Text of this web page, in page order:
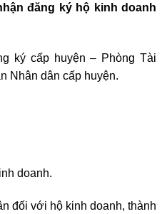
đăng ký hộ kinh doanh
ký cấp huyện – Phòng Tài
Nhân dân cấp huyện.
doanh.
đối với hộ kinh doanh, thành